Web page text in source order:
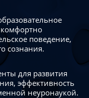
поведение,
сознания.
для развития
эффективность
неуронаукой.